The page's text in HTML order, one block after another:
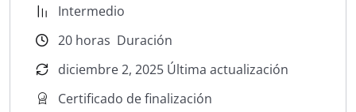
Intermedio
20 horas Duración
diciembre 2, 2025 Última actualización
Certificado de finalización